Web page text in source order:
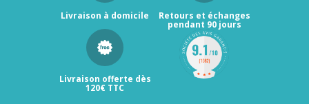
Livraison à domicile Retours et échanges
pendant 90 jours
Livraison offerte dès
120€ TTC